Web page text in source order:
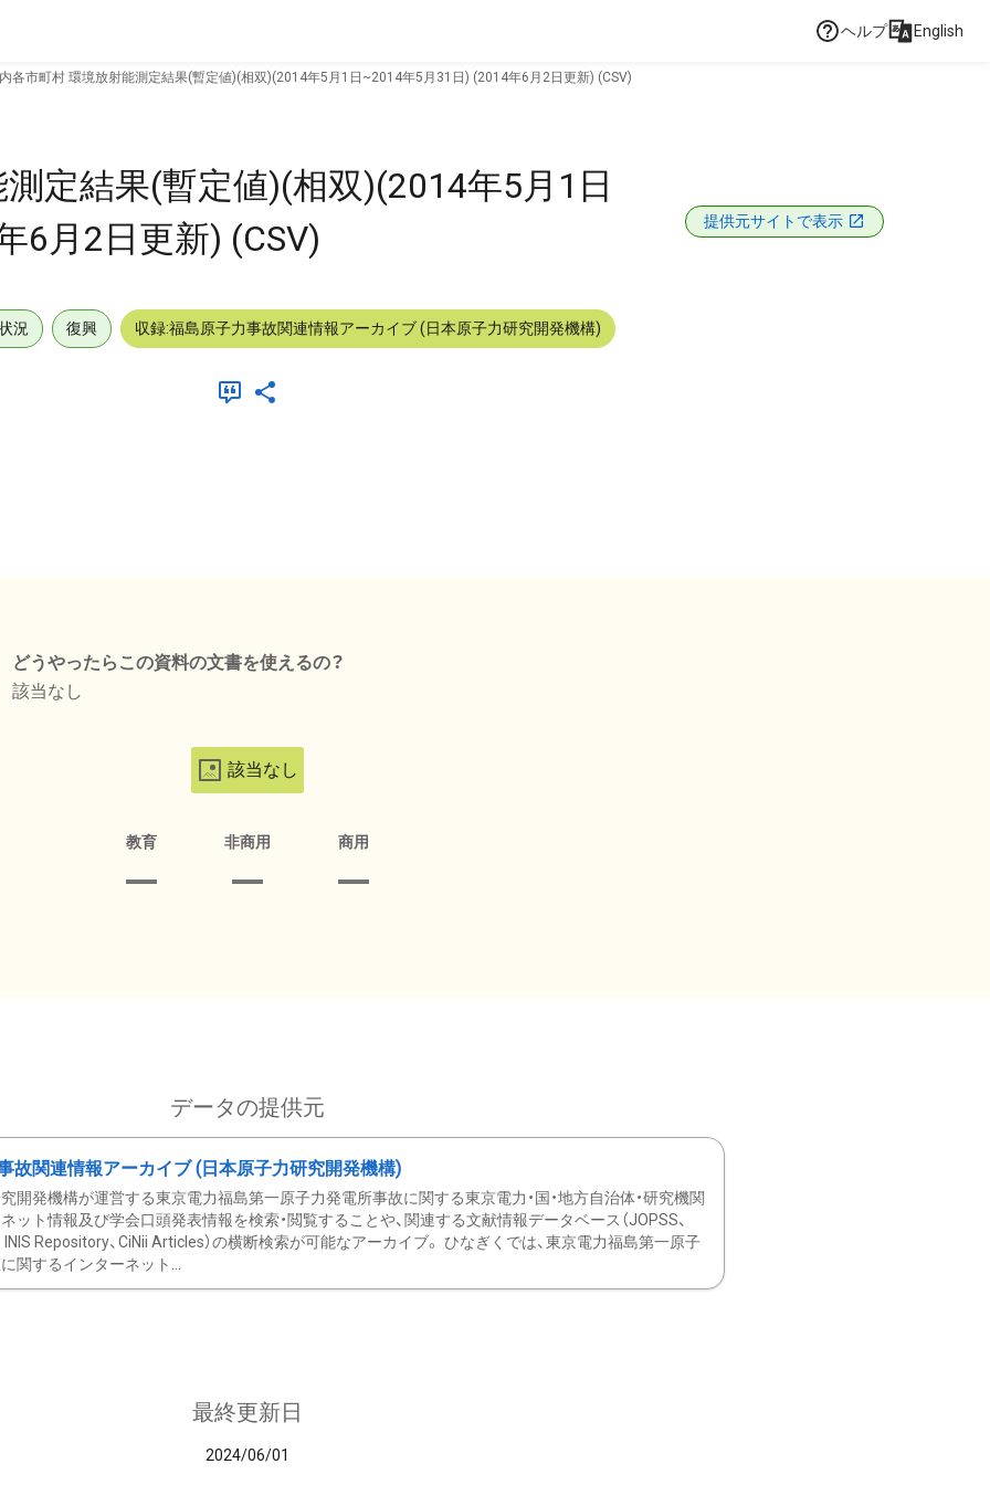
ヘルプ English
各市町村 環境放射能測定結果(暫定値)(相双)(2014年5月1日~2014年5月31日) (2014年6月2日更新) (CSV)
定結果(暫定値)(相双)(2014年5月1日
6月2日更新) (CSV)
提供元サイトで表示
況 復興 収録:福島原子力事故関連情報アーカイブ (日本原子力研究開発機構)
どうやったらこの資料の文書を使えるの？
該当なし
該当なし
教育 非商用 商用
データの提供元
故関連情報アーカイブ (日本原子力研究開発機構)
開発機構が運営する東京電力福島第一原子力発電所事故に関する東京電力・国・地方自治体・研究機関
ット情報及び学会口頭発表情報を検索・閲覧することや、関連する文献情報データベース（JOPSS、
INIS Repository、CiNii Articles）の横断検索が可能なアーカイブ。 ひなぎくでは、東京電力福島第一原子
関するインターネット...
最終更新日
2024/06/01